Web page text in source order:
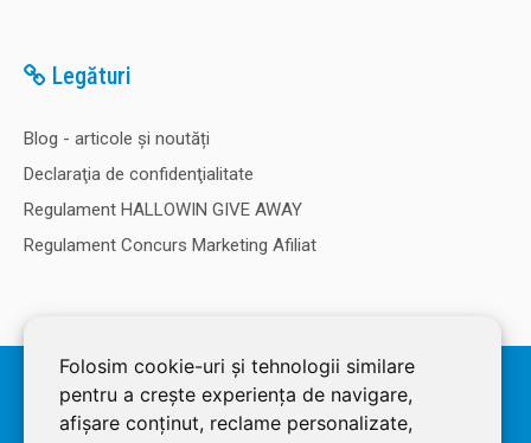
Folosim cookie-uri și tehnologii similare
pentru a crește experiența de navigare,
afișare conținut, reclame personalizate,
Legături
Blog - articole și noutăți
Declaraţia de confidenţialitate
Regulament HALLOWIN GIVE AWAY
Regulament Concurs Marketing Afiliat
© 2026 SOLDEC SRL, RO1822625, J12/4355/2005, Cap Social: 50.000
RON. Magazin dezvoltat de LiveCOM